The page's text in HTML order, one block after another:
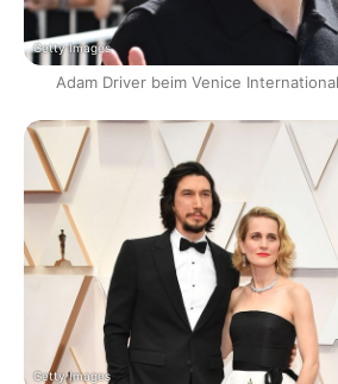
Getty Images
Adam Driver beim Venice
Getty Images